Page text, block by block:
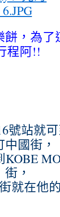
，為
程阿!!
號站就
中國街，
街，
就在他